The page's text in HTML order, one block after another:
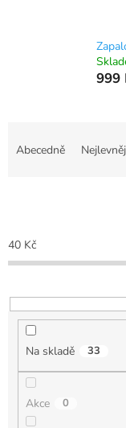
999
p
r
o
u
Abecedně
40 Kč
Na skladě 33
Akce 0